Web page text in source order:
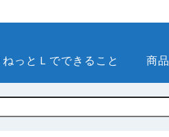
っとＬでできること 商